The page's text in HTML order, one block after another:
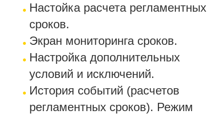
Настойка расчета регламентных
сроков.
Экран мониторинга сроков.
Настройка дополнительных
условий и исключений.
История событий (расчетов
регламентных сроков). Режим